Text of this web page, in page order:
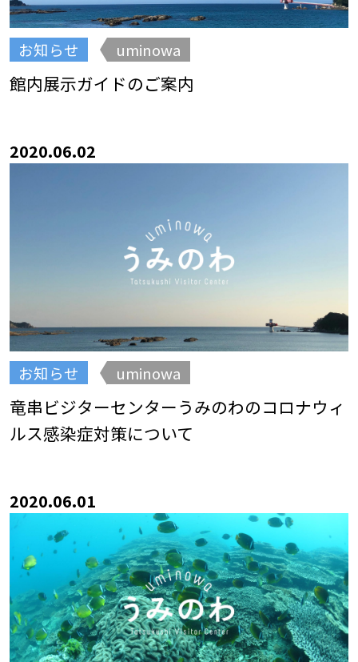
お知らせ uminowa
館内展示ガイドのご案内
2020.06.02
お知らせ uminowa
竜串ビジターセンターうみのわのコロナウィ
ルス感染症対策について
2020.06.01